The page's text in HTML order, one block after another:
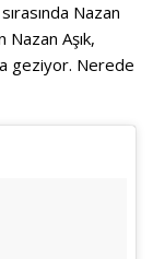
Nazan
Aşık,
geziyor. Nerede